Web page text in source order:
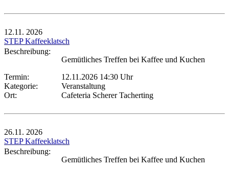
12.11. 2026
STEP Kaffeeklatsch
Beschreibung:
Gemütliches Treffen bei Kaffee und Kuchen
Termin:
12.11.2026 14:30 Uhr
Kategorie:
Veranstaltung
Ort:
Cafeteria Scherer Tacherting
26.11. 2026
STEP Kaffeeklatsch
Beschreibung:
Gemütliches Treffen bei Kaffee und Kuchen